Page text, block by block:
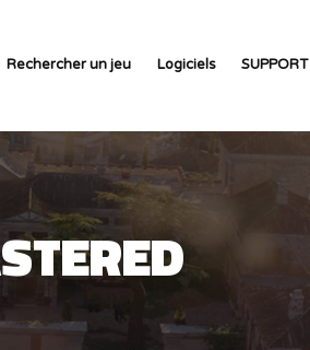
Rechercher un jeu Logiciels SUPPORT